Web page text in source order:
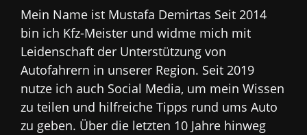
Mein Name ist Mustafa Demirtas Seit 2014
bin ich Kfz-Meister und widme mich mit
Leidenschaft der Unterstützung von
Autofahrern in unserer Region. Seit 2019
nutze ich auch Social Media, um mein Wissen
zu teilen und hilfreiche Tipps rund ums Auto
zu geben. Über die letzten 10 Jahre hinweg